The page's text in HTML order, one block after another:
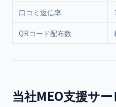
口コミ返信率
QRコード配布数
当社MEO支援サ